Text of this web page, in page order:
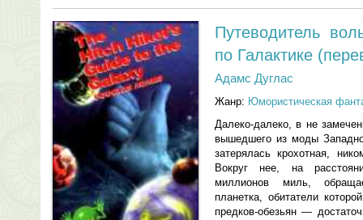
Путеводитель
по Галактике
Адамс Дуглас
Жанр: Юмористическая
Далеко-далеко, в не
вышедшего из моды
затерялась крохотная,
Вокруг нее, на
миллионов миль,
планетка, обитатели
предков-обезьян —